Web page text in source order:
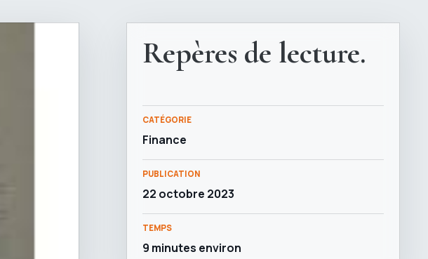
Repères de lecture.
CATÉGORIE
Finance
PUBLICATION
22 octobre 2023
TEMPS
9 minutes environ